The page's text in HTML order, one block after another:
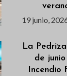
19 junio,
La
de
Incendio